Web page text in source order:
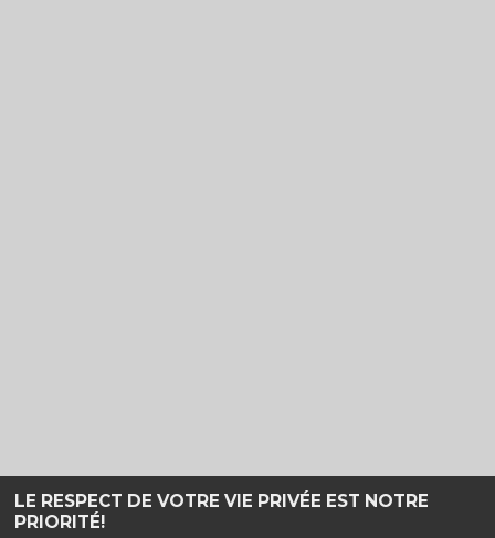
LE RESPECT DE VOTRE VIE PRIVÉE EST NOTRE
PRIORITÉ!